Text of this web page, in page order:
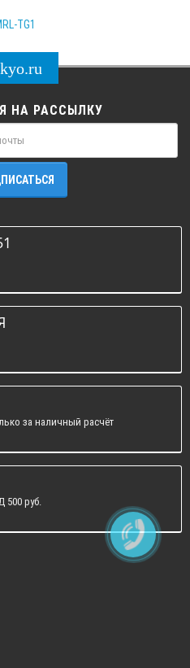
TG1
НА РАССЫЛКУ
за наличный расчёт
руб.